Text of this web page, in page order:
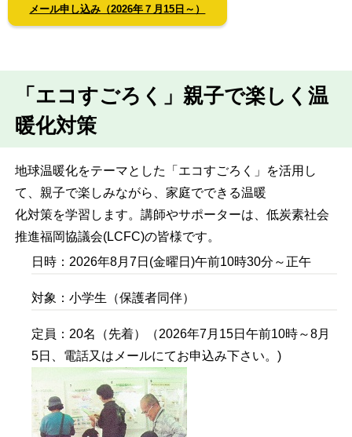
メール申し込み（2026年７月15日～）
「エコすごろく」親子で楽しく温
暖化対策
地球温暖化をテーマとした「エコすごろく」を活用し
て、親子で楽しみながら、家庭でできる温暖
化対策を学習します。講師やサポーターは、低炭素社会
推進福岡協議会(LCFC)の皆様です。
日時：2026年8月7日(金曜日)午前10時30分～正午
対象：小学生（保護者同伴）
定員：20名（先着）（2026年7月15日午前10時～8月
5日、電話又はメールにてお申込み下さい。)